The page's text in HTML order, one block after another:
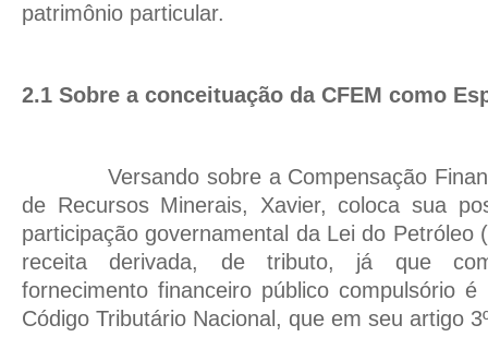
patrimônio particular.
2.1 Sobre a conceituação da CFEM como
Versando sobre a Compensação
de Recursos Minerais, Xavier, coloca sua
participação governamental da Lei do Petróleo
receita derivada, de tributo, já que
fornecimento financeiro público compulsório
Código Tributário Nacional, que em seu artigo